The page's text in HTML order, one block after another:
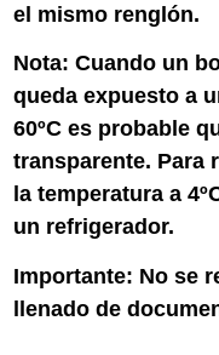
el mismo renglón.
Nota: Cuando un
queda expuesto a
60ºC es probable
transparente. Para
la temperatura a
un refrigerador.
Importante: No se
llenado de